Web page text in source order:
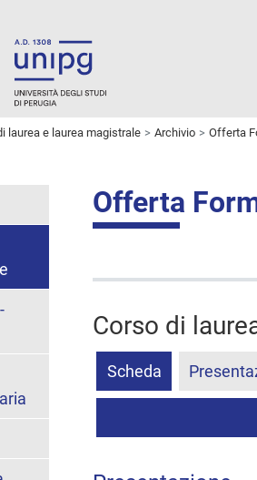
laurea e laurea magistrale Archivio Offerta
Offerta
Corso di
Scheda